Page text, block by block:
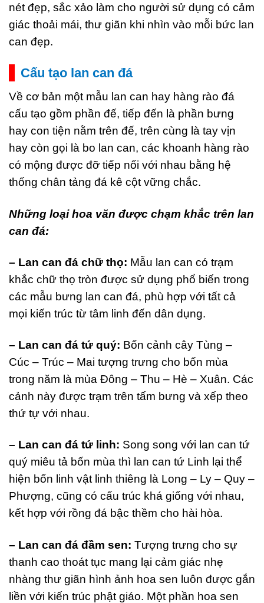
nét đẹp, sắc xảo làm cho người sử dụng có cảm
giác thoải mái, thư giãn khi nhìn vào mỗi bức lan
can đẹp.
Cấu tạo lan can đá
Về cơ bản một mẫu lan can hay hàng rào đá
cấu tạo gồm phần đế, tiếp đến là phần bưng
hay con tiện nằm trên đế, trên cùng là tay vịn
hay còn gọi là bo lan can, các khoanh hàng rào
có mộng được đỡ tiếp nối với nhau bằng hệ
thống chân tảng đá kê cột vững chắc.
Những loại hoa văn được chạm khắc trên lan
can đá:
– Lan can đá chữ thọ: Mẫu lan can có trạm
khắc chữ thọ tròn được sử dụng phổ biến trong
các mẫu bưng lan can đá, phù hợp với tất cả
mọi kiến trúc từ tâm linh đến dân dụng.
– Lan can đá tứ quý: Bốn cảnh cây Tùng –
Cúc – Trúc – Mai tượng trưng cho bốn mùa
trong năm là mùa Đông – Thu – Hè – Xuân. Các
cảnh này được trạm trên tấm bưng và xếp theo
thứ tự với nhau.
– Lan can đá tứ linh: Song song với lan can tứ
quý miêu tả bốn mùa thì lan can tứ Linh lại thể
hiện bốn linh vật linh thiêng là Long – Ly – Quy –
Phượng, cũng có cấu trúc khá giống với nhau,
kết hợp với rồng đá bậc thềm cho hài hòa.
– Lan can đá đầm sen: Tượng trưng cho sự
thanh cao thoát tục mang lại cảm giác nhẹ
nhàng thư giãn hình ảnh hoa sen luôn được gắn
liền với kiến trúc phật giáo. Một phần hoa sen